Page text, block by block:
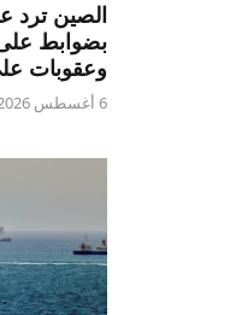
الصين ترد
بضوابط
وعقوبات
6 أغسطس 2026